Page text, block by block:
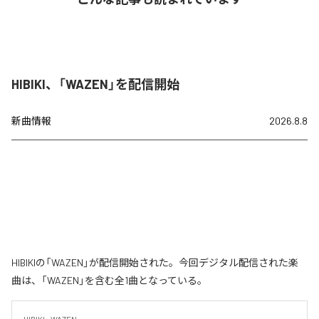
HIBIKI、「WAZEN」を配信開始
新曲情報 2026.8.8
HIBIKIの「WAZEN」が配信開始された。今回デジタル配信された楽
曲は、「WAZEN」を含む全1曲となっている。